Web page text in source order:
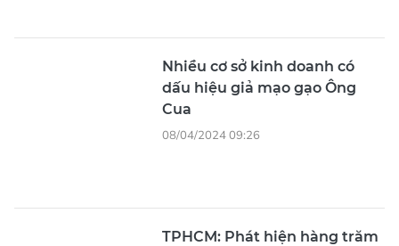
Nhiều cơ sở kinh doanh có
dấu hiệu giả mạo gạo Ông
Cua
08/04/2024 09:26
TPHCM: Phát hiện hàng trăm